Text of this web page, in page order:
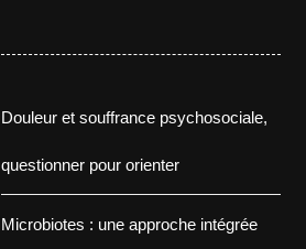
Douleur et souffrance psychosociale,
questionner pour orienter
Microbiotes : une approche intégrée